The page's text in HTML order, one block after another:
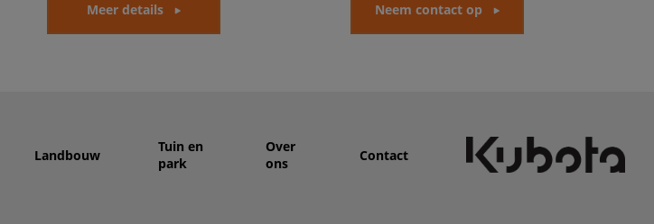
Meer details Neem contact op
Landbouw
Tuin en
park
Over
ons
Contact